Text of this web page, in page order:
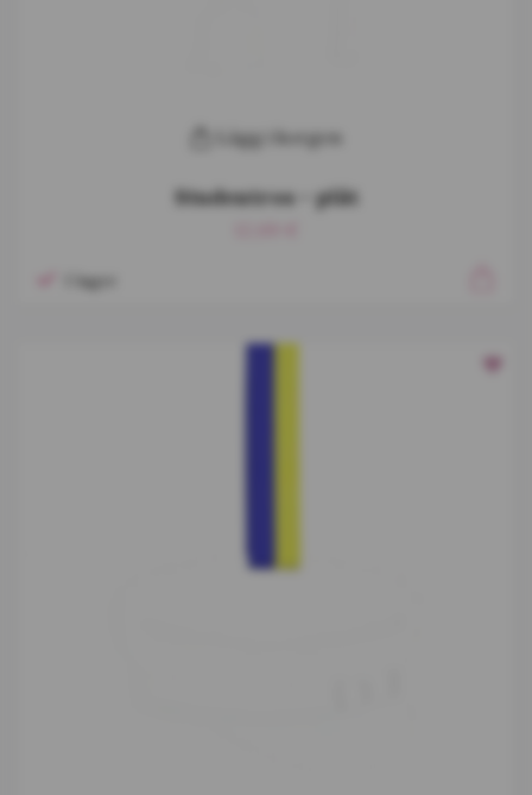
Lägg i korgen
Studentros - plåt
I lager